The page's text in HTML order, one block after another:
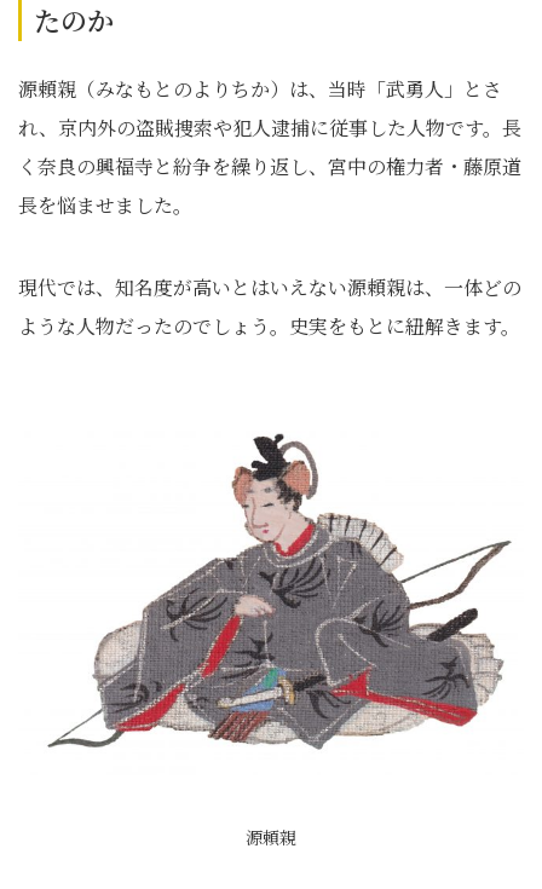
たのか
源頼親（みなもとのよりちか）は、当時「武勇人」とさ
れ、京内外の盗賊捜索や犯人逮捕に従事した人物です。長
く奈良の興福寺と紛争を繰り返し、宮中の権力者・藤原道
長を悩ませました。
現代では、知名度が高いとはいえない源頼親は、一体どの
ような人物だったのでしょう。史実をもとに紐解きます。
源頼親